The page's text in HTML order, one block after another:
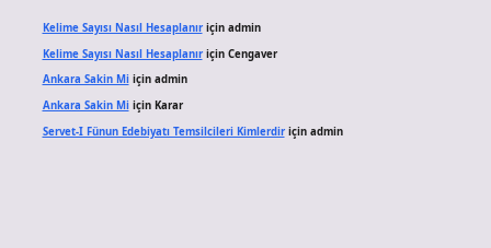
Kelime Sayısı Nasıl Hesaplanıriçin admin
Kelime Sayısı Nasıl Hesaplanıriçin Cengaver
Ankara Sakin Miiçin admin
Ankara Sakin Miiçin Karar
Servet-I Fünun Edebiyatı Temsilcileri Kimlerdiriçin admin